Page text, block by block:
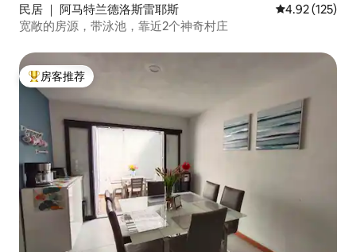
民居 ｜ 阿马特兰德洛斯雷耶斯 平均评分 4.92
4.92 (125)
宽敞的房源，带泳池，靠近2个神奇村庄
热门「房客推荐」
房客推荐